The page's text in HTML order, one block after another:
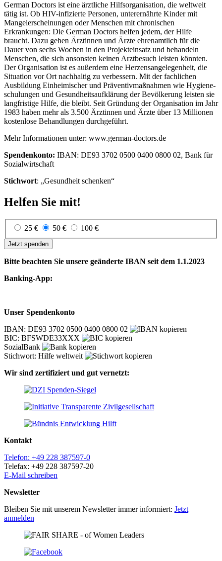
German Doctors ist eine ärztliche Hilfs­organisation, die weltweit
tätig ist. Ob HIV-infizierte Personen, unterernährte Kinder mit
Mangel­erscheinungen oder Menschen mit chroni­schen
Erkrankungen: Die German Doctors helfen jedem, der Hilfe
braucht. Dazu gehen Ärztinnen und Ärzte ehrenamtlich für die
Dauer von sechs Wochen in den Projekt­einsatz und behan­deln
Menschen, die sich ansonsten keinen Arzt­besuch leisten könnten.
Der Organisation ist es außerdem eine Herzens­angelegen­heit, die
Situation vor Ort nachhaltig zu verbessern. Mit der fach­lichen
Ausbildung Ein­heimischer und Präventiv­maßnahmen wie Hygiene­
schulungen und Gesundheitsaufklärung der Bevöl­kerung leisten sie
langfristige Hilfe, die bleibt. Seit Gründung der Organisation im Jahr
1983 haben mehr als 3.500 Ärztinnen und Ärzte über 13 Millionen
kosten­lose Behandlungen durchge­führt.
Mehr Informationen unter: www.german-doctors.de
Spendenkonto: IBAN: DE93 3702 0500 0400 0800 02, Bank für
Sozialwirtschaft
Stichwort: „Gesundheit schenken“
Helfen Sie mit!
25 € 50 € 100 €
Jetzt spenden
Bitte beachten Sie unsere geänderte IBAN seit dem 1.1.2023
Banking-App:
Unser Spendenkonto
IBAN: DE93 3702 0500 0400 0800 02
BIC: BFSWDE33XXX
SozialBank
Stichwort: Hilfe weltweit
Wir sind zertifiziert und gut vernetzt:
Kontakt
Telefon: +49 228 387597-0
Telefax: +49 228 387597-20
E-Mail schreiben
Newsletter
Bleiben Sie mit unserem Newsletter immer informiert: Jetzt
anmelden